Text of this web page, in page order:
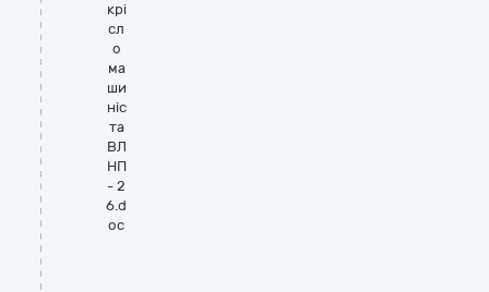
крі
сл
о
ма
ши
ніс
та
ВЛ
НП
- 2
6.d
oc